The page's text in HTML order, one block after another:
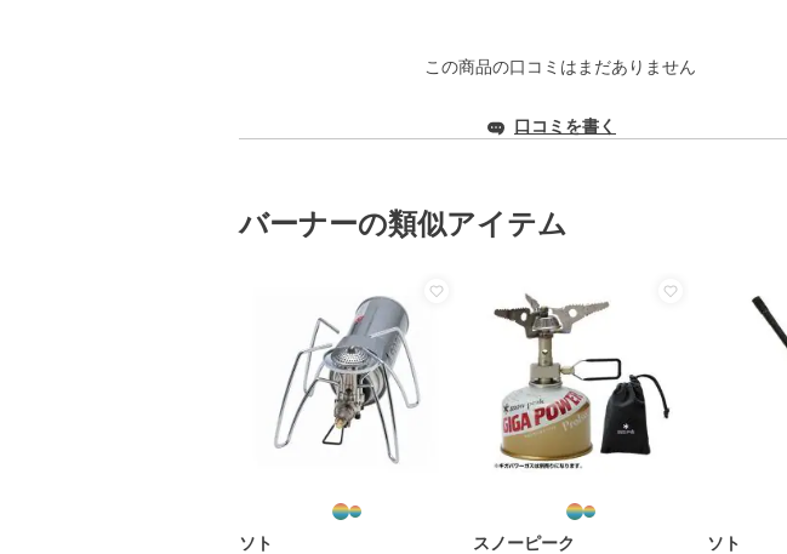
この商品の口コミはまだありません
口コミを書く
バーナーの類似アイテム
ソト スノーピーク ソト